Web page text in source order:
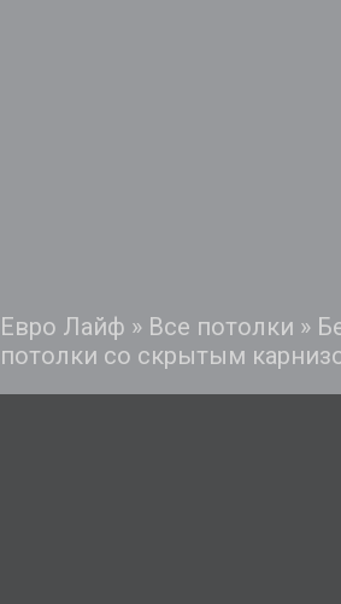
Евро Лайф » Все потолки »
потолки со скрытым